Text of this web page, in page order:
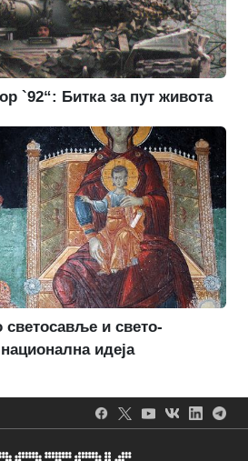
`92“: Битка за пут живота
и свето-
идеја